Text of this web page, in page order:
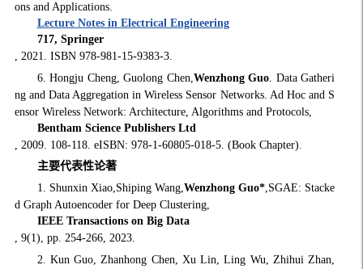
ons and Applications.
Lecture Notes in Electrical Engineering
717, Springer
, 2021. ISBN 978-981-15-9383-3.
6. Hongju Cheng, Guolong Chen, Wenzhong Guo . Data Gatheri
ng and Data Aggregation in Wireless Sensor Networks. Ad Hoc and S
ensor Wireless Network: Architecture, Algorithms and Protocols,
Bentham Science Publishers Ltd
, 2009. 108-118. eISBN: 978-1-60805-018-5. (Book Chapter).
主要代表性论著
1. Shunxin Xiao,Shiping Wang, Wenzhong Guo* ,SGAE: Stacke
d Graph Autoencoder for Deep Clustering,
IEEE Transactions on Big Data
, 9(1), pp. 254-266, 2023.
2. Kun Guo, Zhanhong Chen, Xu Lin, Ling Wu, Zhihui Zhan,